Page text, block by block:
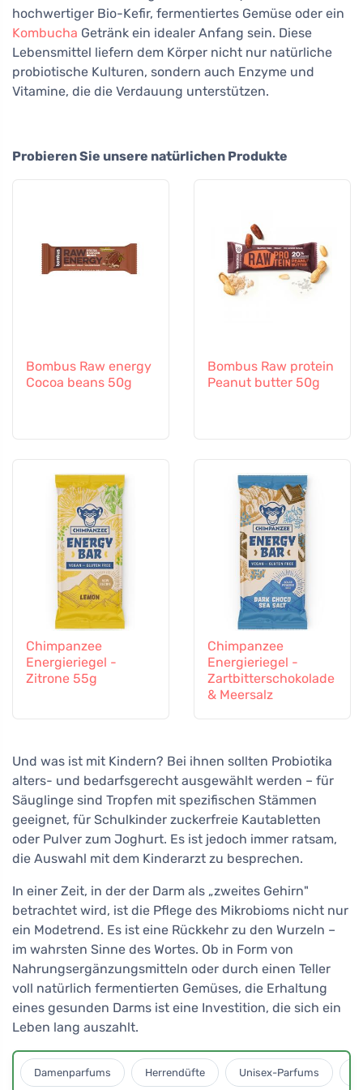
hochwertiger Bio-Kefir, fermentiertes Gemüse oder ein
Kombucha Getränk ein idealer Anfang sein. Diese
Lebensmittel liefern dem Körper nicht nur natürliche
probiotische Kulturen, sondern auch Enzyme und
Vitamine, die die Verdauung unterstützen.
Probieren Sie unsere natürlichen Produkte
Bombus Raw energy
Cocoa beans 50g
Bombus Raw protein
Peanut butter 50g
Chimpanzee
Energieriegel -
Zitrone 55g
Chimpanzee
Energieriegel -
Zartbitterschokolade
& Meersalz
Und was ist mit Kindern? Bei ihnen sollten Probiotika
alters- und bedarfsgerecht ausgewählt werden – für
Säuglinge sind Tropfen mit spezifischen Stämmen
geeignet, für Schulkinder zuckerfreie Kautabletten
oder Pulver zum Joghurt. Es ist jedoch immer ratsam,
die Auswahl mit dem Kinderarzt zu besprechen.
In einer Zeit, in der der Darm als „zweites Gehirn"
betrachtet wird, ist die Pflege des Mikrobioms nicht nur
ein Modetrend. Es ist eine Rückkehr zu den Wurzeln –
im wahrsten Sinne des Wortes. Ob in Form von
Nahrungsergänzungsmitteln oder durch einen Teller
voll natürlich fermentierten Gemüses, die Erhaltung
eines gesunden Darms ist eine Investition, die sich ein
Leben lang auszahlt.
Damenparfums Herrendüfte Unisex-Parfums